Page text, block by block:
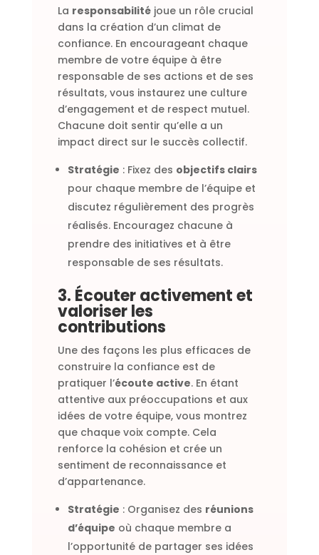
La responsabilitéjoue un rôle crucial
dans la création d’un climat de
confiance. En encourageant chaque
membre de votre équipe à être
responsable de ses actions et de ses
résultats, vous instaurez une culture
d’engagement et de respect mutuel.
Chacune doit sentir qu’elle a un
impact direct sur le succès collectif.
Stratégie : Fixez des objectifs clairs
pour chaque membre de l’équipe et
discutez régulièrement des progrès
réalisés. Encouragez chacune à
prendre des initiatives et à être
responsable de ses résultats.
3. Écouter activement et
valoriser les
contributions
Une des façons les plus efficaces de
construire la confiance est de
pratiquer l’écoute active. En étant
attentive aux préoccupations et aux
idées de votre équipe, vous montrez
que chaque voix compte. Cela
renforce la cohésion et crée un
sentiment de reconnaissance et
d’appartenance.
Stratégie : Organisez des réunions
d’équipe où chaque membre a
l’opportunité de partager ses idées